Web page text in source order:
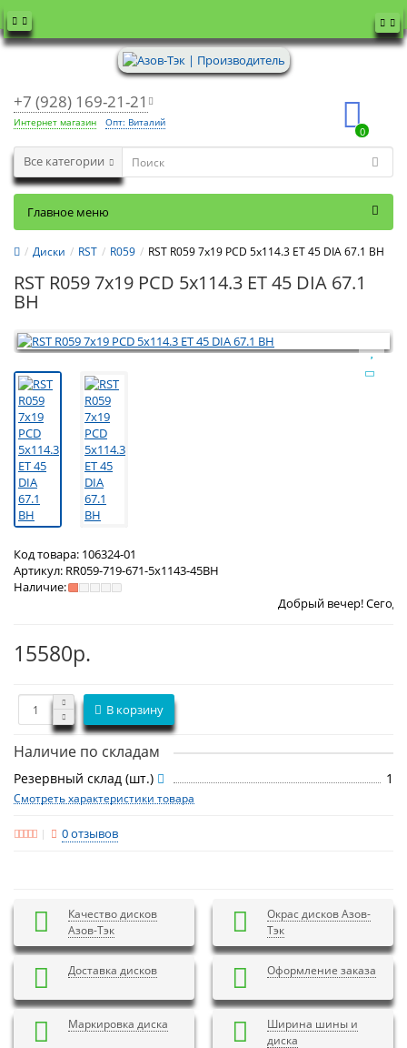
+7 (928) 169-21-21
Интернет магазин Опт: Виталий
0
Все категории
Главное меню
Диски RST R059 RST R059 7x19 PCD 5x114.3 ET 45 DIA 67.1 BH
RST R059 7x19 PCD 5x114.3 ET 45 DIA 67.1
BH
Код товара: 106324-01
Артикул: RR059-719-671-5x1143-45BH
Наличие:
Добрый вечер! СегодняПятница 7
15580р.
В корзину
Наличие по складам
Резервный склад (шт.) 1
Смотреть характеристики товара
0 отзывов
Качество дисков
Азов-Тэк
Окрас дисков Азов-
Тэк
Доставка дисков Оформление заказа
Маркировка диска
Ширина шины и
диска